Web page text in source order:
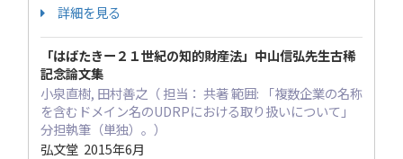
詳細を見る
「はばたきー２１世紀の知的財産法」中山信弘先生古稀
記念論文集
小泉直樹, 田村善之（ 担当： 共著 範囲: 「複数企業の名称
を含むドメイン名のUDRPにおける取り扱いについて」
分担執筆（単独）。）
弘文堂 2015年6月